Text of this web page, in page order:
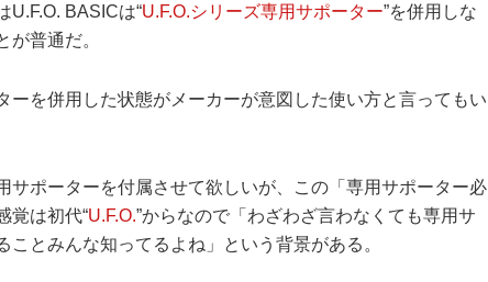
U.F.O. BASICは“U.F.O.シリーズ専用サポーター”を併用しな
が普通だ。
ーを併用した状態がメーカーが意図した使い方と言ってもい
サポーターを付属させて欲しいが、この「専用サポーター必
覚は初代“U.F.O.”からなので「わざわざ言わなくても専用サ
ことみんな知ってるよね」という背景がある。